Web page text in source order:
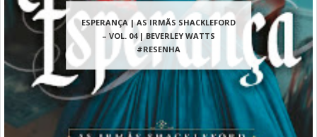
ESPERANÇA | AS IRMÃS SHACKLEFORD
– VOL. 04 | BEVERLEY WATTS
#RESENHA